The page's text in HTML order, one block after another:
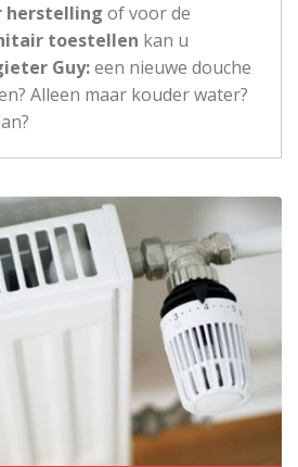
herstelling of voor de
toestellen kan u
Guy:een nieuwe douche
Alleen maar kouder water?